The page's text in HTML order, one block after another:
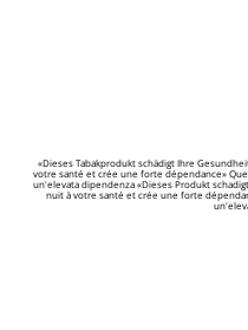
«Dieses Tabakprodukt schädigt Ihre
votre santé et crée une forte dépendance»
un'elevata dipendenza «Dieses Produkt
nuit à votre santé et crée une forte